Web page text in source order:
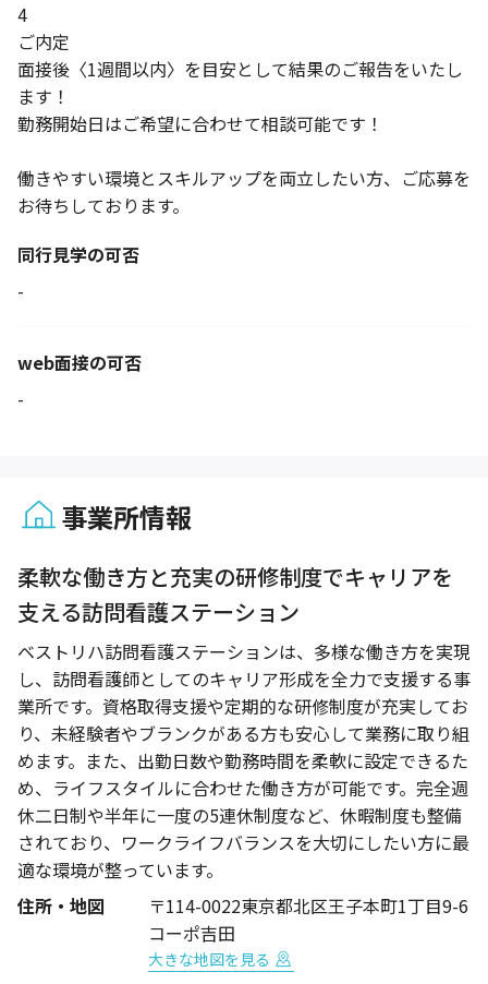
4
ご内定
面接後〈1週間以内〉を目安として結果のご報告をいたし
ます！
勤務開始日はご希望に合わせて相談可能です！
働きやすい環境とスキルアップを両立したい方、ご応募を
お待ちしております。
同行見学の可否
-
web面接の可否
-
事業所情報
柔軟な働き方と充実の研修制度でキャリアを
支える訪問看護ステーション
ベストリハ訪問看護ステーションは、多様な働き方を実現
し、訪問看護師としてのキャリア形成を全力で支援する事
業所です。資格取得支援や定期的な研修制度が充実してお
り、未経験者やブランクがある方も安心して業務に取り組
めます。また、出勤日数や勤務時間を柔軟に設定できるた
め、ライフスタイルに合わせた働き方が可能です。完全週
休二日制や半年に一度の5連休制度など、休暇制度も整備
されており、ワークライフバランスを大切にしたい方に最
適な環境が整っています。
住所・地図
〒114-0022東京都北区王子本町1丁目9-6
コーポ吉田
大きな地図を見る